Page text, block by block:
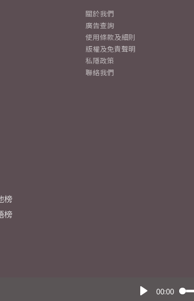
00:00
榜
榜
關於我們
廣告查詢
使用條款及細則
版權及免責聲明
私隱政策
聯絡我們